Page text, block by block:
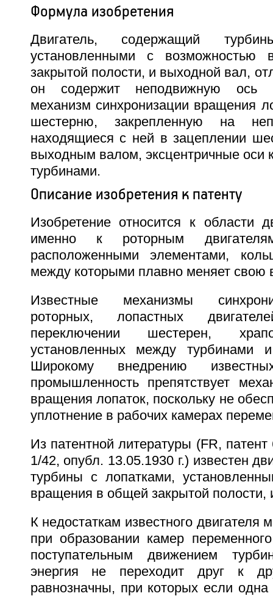
Формула изобретения
Двигатель, содержащий
установленными с
закрытой полости, и выходной вал,
он содержит неподвижную ось
механизм синхронизации вращения
шестерню, закрепленную на
находящиеся с ней в зацеплении
выходным валом, эксцентричные оси
турбинами.
Описание изобретения к патенту
Изобретение относится к области
именно к роторным
расположенными элементами,
между которыми плавно меняет свою
Известные механизмы
роторных, лопастных
переключении шестерен,
установленных между турбинами
Широкому внедрению
промышленность препятствует
вращения лопаток, поскольку не
уплотнение в рабочих камерах
Из патентной литературы (FR,
1/42, опубл. 13.05.1930 г.) известен
турбины с лопатками,
вращения в общей закрытой полости,
К недостаткам известного двигателя
при образовании камер
поступательным движением
энергия не переходит друг к
равнозначны, при которых если одна